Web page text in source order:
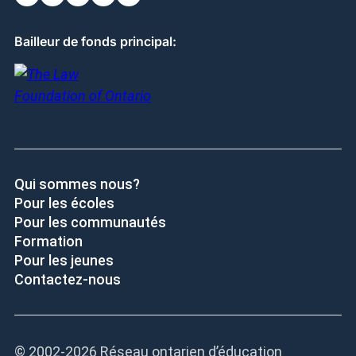
Bailleur de fonds principal:
Qui sommes nous?
Pour les écoles
Pour les communautés
Formation
Pour les jeunes
Contactez-nous
© 2002-2026 Réseau ontarien d’éducation